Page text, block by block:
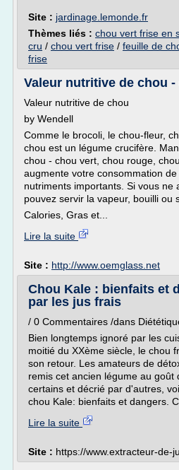
Site : jardinage.lemonde.fr
Thèmes liés : chou vert frise en
cru / chou vert frise / feuille de
frise
Valeur nutritive de chou
Valeur nutritive de chou
by Wendell
Comme le brocoli, le chou-fleur,
chou est un légume crucifère.
chou - chou vert, chou rouge,
augmente votre consommation
nutriments importants. Si vous ne
pouvez servir la vapeur, bouilli ou
Calories, Gras et...
Lire la suite
Site : http://www.oemglass.net
Chou Kale : bienfaits et
par les jus frais
/ 0 Commentaires /dans
Bien longtemps ignoré par les
moitié du XXème siècle, le chou
son retour. Les amateurs de
remis cet ancien légume au goût
certains et décrié par d'autres,
chou Kale: bienfaits et dangers.
Lire la suite
Site : https://www.extracteur-de-